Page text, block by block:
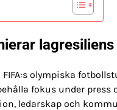
FIFA:s olympiska
fokus under
ledarskap och